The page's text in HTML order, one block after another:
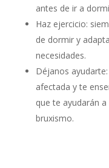
antes de ir a
Haz ejercicio:
de dormir y
necesidades.
Déjanos
afectada y te
que te ayudarán
bruxismo.